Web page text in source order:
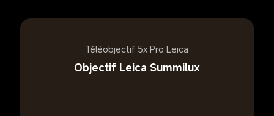
Téléobjectif 5x Pro Leica
Objectif Leica Summilux